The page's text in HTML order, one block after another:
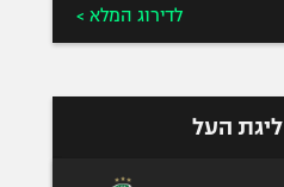
לדירוג המלא >
ליגת העל